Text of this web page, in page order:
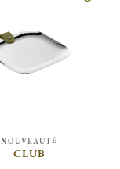
NOUVEAUTÉ
CLUB